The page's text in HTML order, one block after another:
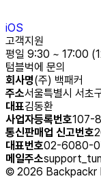
iOS
고객지원
평일 9:30 ~ 17:00
텀블벅에 문의
회사명(주) 백패커
주소서울특별시 서초
대표김동환
사업자등록번호107-
통신판매업 신고번호
대표번호02-6080-
메일주소
© 2026 Backpackr